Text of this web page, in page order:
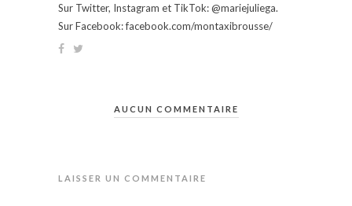
Sur Twitter, Instagram et TikTok: @mariejuliega.
Sur Facebook: facebook.com/montaxibrousse/
AUCUN COMMENTAIRE
LAISSER UN COMMENTAIRE